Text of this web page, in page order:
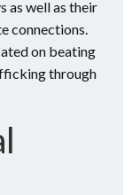
as well as their
connections.
on beating
through